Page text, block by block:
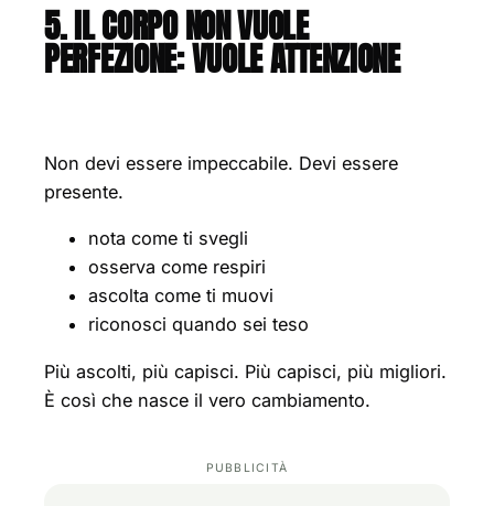
5. IL CORPO NON VUOLE
PERFEZIONE: VUOLE ATTENZIONE
Non devi essere impeccabile. Devi essere
presente.
nota come ti svegli
osserva come respiri
ascolta come ti muovi
riconosci quando sei teso
Più ascolti, più capisci. Più capisci, più migliori.
È così che nasce il vero cambiamento.